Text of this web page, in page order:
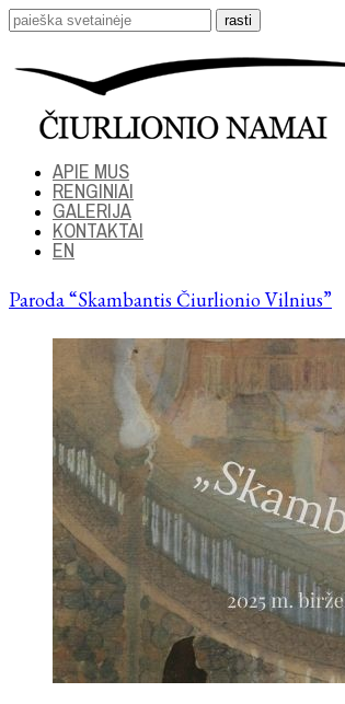
APIE MUS
RENGINIAI
GALERIJA
KONTAKTAI
EN
Paroda “Skambantis Čiurlionio Vilnius”